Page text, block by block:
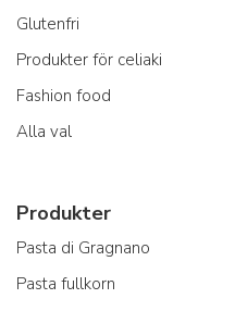
Glutenfri
Produkter för celiaki
Fashion food
Alla val
Produkter
Pasta di Gragnano
Pasta fullkorn